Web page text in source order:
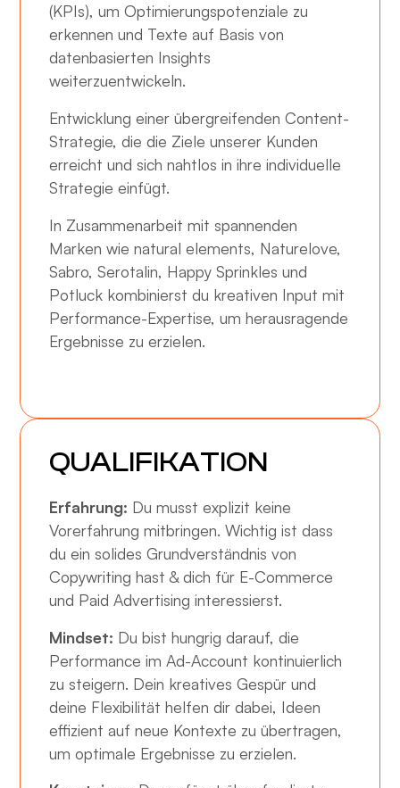
(KPIs), um Optimierungspotenziale zu
erkennen und Texte auf Basis von
datenbasierten Insights
weiterzuentwickeln.
Entwicklung einer übergreifenden Content-
Strategie, die die Ziele unserer Kunden
erreicht und sich nahtlos in ihre individuelle
Strategie einfügt.
In Zusammenarbeit mit spannenden
Marken wie natural elements, Naturelove,
Sabro, Serotalin, Happy Sprinkles und
Potluck kombinierst du kreativen Input mit
Performance-Expertise, um herausragende
Ergebnisse zu erzielen.
QUALIFIKATION
Erfahrung: Du musst explizit keine
Vorerfahrung mitbringen. Wichtig ist dass
du ein solides Grundverständnis von
Copywriting hast & dich für E-Commerce
und Paid Advertising interessierst.
Mindset: Du bist hungrig darauf, die
Performance im Ad-Account kontinuierlich
zu steigern. Dein kreatives Gespür und
deine Flexibilität helfen dir dabei, Ideen
effizient auf neue Kontexte zu übertragen,
um optimale Ergebnisse zu erzielen.